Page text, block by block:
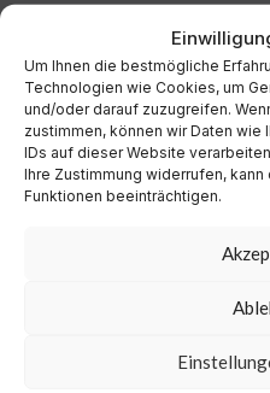
Um Ihnen die bestmögliche
Technologien wie Cookies, um
und/oder darauf zuzugreifen.
zustimmen, können wir Daten
IDs auf dieser Website
Ihre Zustimmung widerrufen,
Funktionen beeinträchtigen.
Dezember 2024
November 2024
Oktober 2024
September 2024
August 2024
Juli 2024
Juni 2024
Mai 2024
November 2023